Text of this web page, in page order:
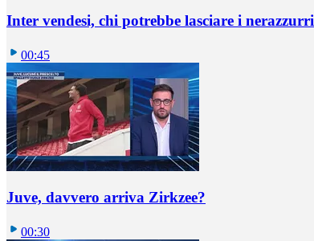
Inter vendesi, chi potrebbe lasciare i nerazzurri
00:45
Juve, davvero arriva Zirkzee?
00:30